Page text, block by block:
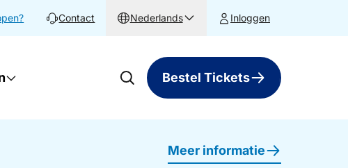
Contact Nederlands Inloggen
Bestel Tickets
Meer informatie